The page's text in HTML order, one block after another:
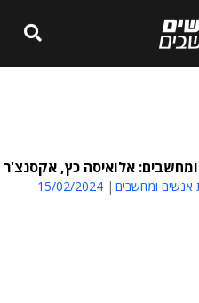
אלואיסה כץ, אקסנצ'ר
ומחשבים
15/02/2024